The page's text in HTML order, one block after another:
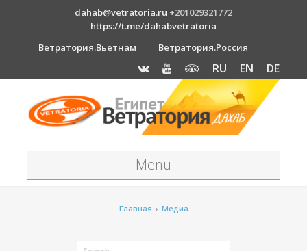
dahab@vetratoria.ru +201029321772
https://t.me/dahabvetratoria
Ветратория.Вьетнам
Ветратория.Россия
RU EN DE
Menu
Главная › Медиа